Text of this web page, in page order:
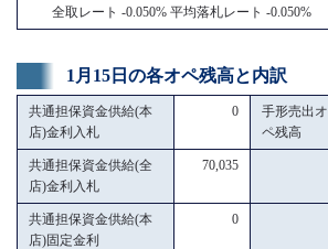
全取レート -0.050% 平均落札レート -0.050%
1月15日の各オペ残高と内訳
共通担保資金供給(本
店)金利入札
0
手形売出オ
ペ残高
共通担保資金供給(全
店)金利入札
70,035
共通担保資金供給(本
店)固定金利
0